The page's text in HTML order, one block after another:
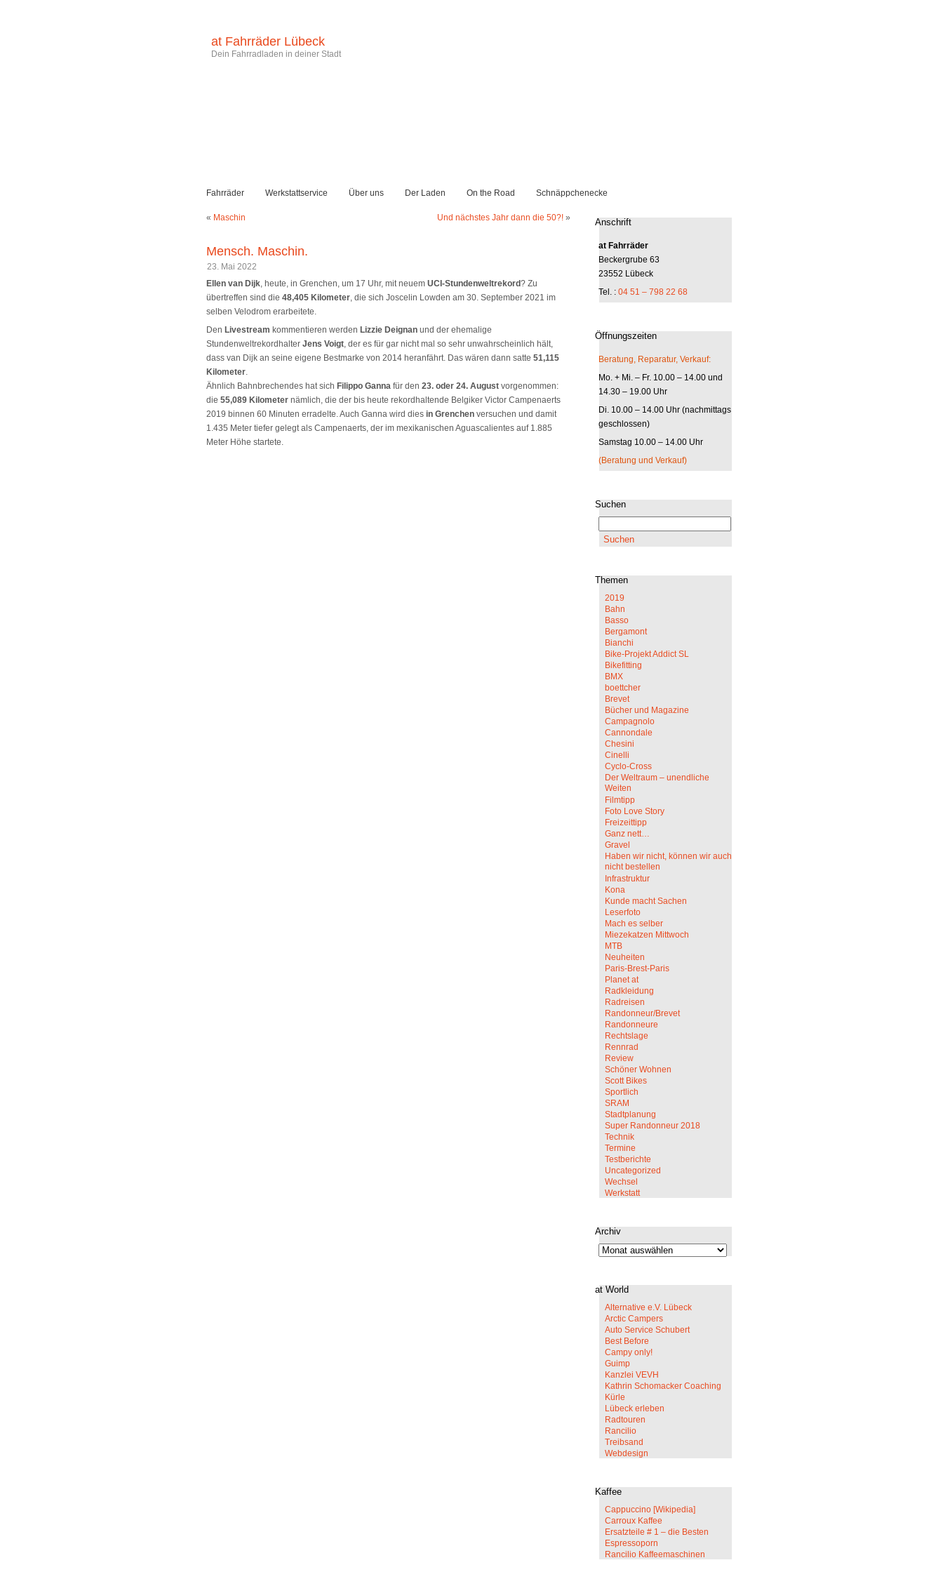
at Fahrräder Lübeck
Dein Fahrradladen in deiner Stadt
Fahrräder Werkstattservice Über uns Der Laden On the Road Schnäppchenecke
« Maschin Und nächstes Jahr dann die 50?! »
Mensch. Maschin.
23. Mai 2022
Ellen van Dijk, heute, in Grenchen, um 17 Uhr, mit neuem UCI-Stundenweltrekord? Zu
übertreffen sind die 48,405 Kilometer, die sich Joscelin Lowden am 30. September 2021 im
selben Velodrom erarbeitete.
Den Livestream kommentieren werden Lizzie Deignan und der ehemalige
Stundenweltrekordhalter Jens Voigt, der es für gar nicht mal so sehr unwahrscheinlich hält,
dass van Dijk an seine eigene Bestmarke von 2014 heranfährt. Das wären dann satte 51,115
Kilometer.
Ähnlich Bahnbrechendes hat sich Filippo Ganna für den 23. oder 24. August vorgenommen:
die 55,089 Kilometer nämlich, die der bis heute rekordhaltende Belgiker Victor Campenaerts
2019 binnen 60 Minuten erradelte. Auch Ganna wird dies in Grenchen versuchen und damit
1.435 Meter tiefer gelegt als Campenaerts, der im mexikanischen Aguascalientes auf 1.885
Meter Höhe startete.
Anschrift
at Fahrräder
Beckergrube 63
23552 Lübeck
Tel. : 04 51 – 798 22 68
Öffnungszeiten
Beratung, Reparatur, Verkauf:
Mo. + Mi. – Fr. 10.00 – 14.00 und
14.30 – 19.00 Uhr
Di. 10.00 – 14.00 Uhr (nachmittags
geschlossen)
Samstag 10.00 – 14.00 Uhr
(Beratung und Verkauf)
Suchen
Themen
2019
Bahn
Basso
Bergamont
Bianchi
Bike-Projekt Addict SL
Bikefitting
BMX
boettcher
Brevet
Bücher und Magazine
Campagnolo
Cannondale
Chesini
Cinelli
Cyclo-Cross
Der Weltraum – unendliche
Weiten
Filmtipp
Foto Love Story
Freizeittipp
Ganz nett…
Gravel
Haben wir nicht, können wir auch
nicht bestellen
Infrastruktur
Kona
Kunde macht Sachen
Leserfoto
Mach es selber
Miezekatzen Mittwoch
MTB
Neuheiten
Paris-Brest-Paris
Planet at
Radkleidung
Radreisen
Randonneur/Brevet
Randonneure
Rechtslage
Rennrad
Review
Schöner Wohnen
Scott Bikes
Sportlich
SRAM
Stadtplanung
Super Randonneur 2018
Technik
Termine
Testberichte
Uncategorized
Wechsel
Werkstatt
Archiv
Archiv
at World
Alternative e.V. Lübeck
Arctic Campers
Auto Service Schubert
Best Before
Campy only!
Guimp
Kanzlei VEVH
Kathrin Schomacker Coaching
Kürle
Lübeck erleben
Radtouren
Rancilio
Treibsand
Webdesign
Kaffee
Cappuccino [Wikipedia]
Carroux Kaffee
Ersatzteile # 1 – die Besten
Espressoporn
Rancilio Kaffeemaschinen